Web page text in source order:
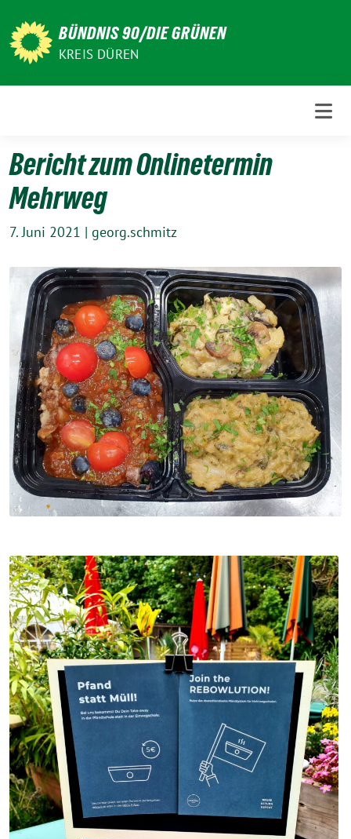
zum
Inhalt
BÜNDNIS 90/DIE GRÜNEN
KREIS DÜREN
Bericht zum Onlinetermin
Mehrweg
7. Juni 2021 | georg.schmitz